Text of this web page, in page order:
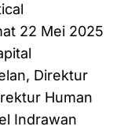
22 Mei 2025
Direktur
Human
Indrawan